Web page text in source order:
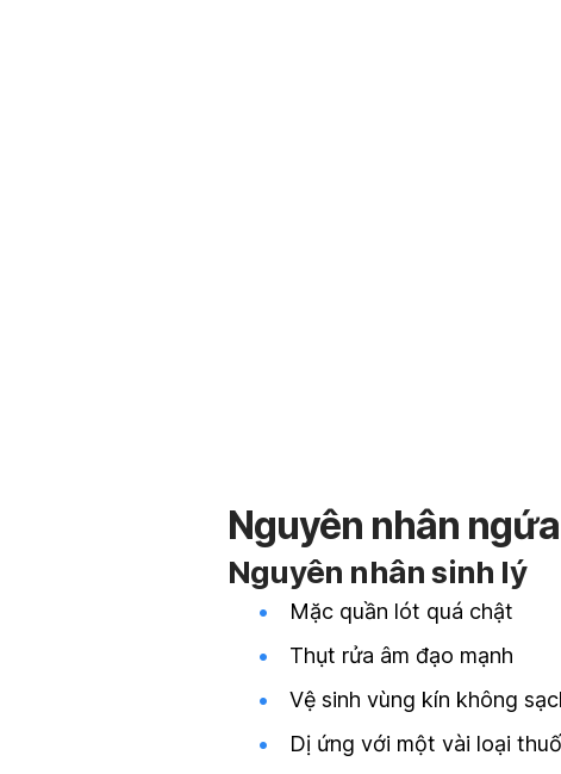
Nguyên nhân
Nguyên nhân sinh lý
Mặc quần lót quá chật
Thụt rửa âm đạo mạnh
Vệ sinh vùng kín không
Dị ứng với một vài loại